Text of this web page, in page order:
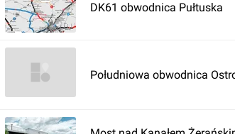
DK61 obwodnica Pułtuska
Południowa obwodnica